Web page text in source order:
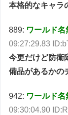
本格的なキャラ
889: ワールド名
09:27:29.83
今更だけど防衛
備品があるか
942: ワールド名
09:30:04.90